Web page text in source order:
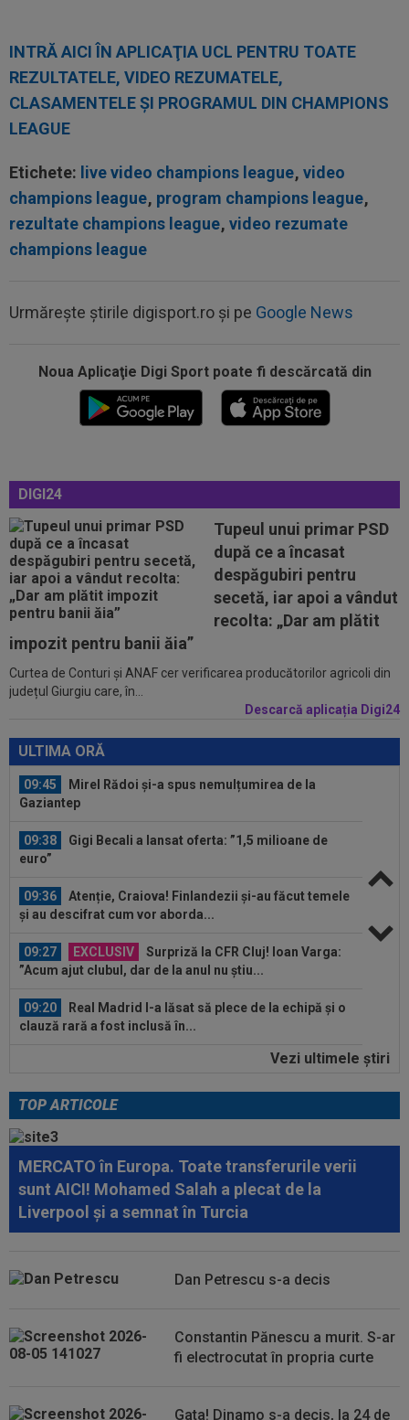
INTRĂ AICI ÎN APLICAŢIA UCL PENTRU TOATE
REZULTATELE, VIDEO REZUMATELE,
CLASAMENTELE ŞI PROGRAMUL DIN CHAMPIONS
LEAGUE
Etichete: live video champions league, video
champions league, program champions league,
rezultate champions league, video rezumate
champions league
Urmărește știrile digisport.ro și pe Google News
Noua Aplicaţie Digi Sport poate fi descărcată din
DIGI24
Tupeul unui primar PSD
după ce a încasat
despăgubiri pentru
secetă, iar apoi a vândut
recolta: „Dar am plătit
impozit pentru banii ăia”
Curtea de Conturi și ANAF cer verificarea producătorilor agricoli din
județul Giurgiu care, în...
Descarcă aplicația Digi24
ULTIMA ORĂ
Gigi Becali a lansat oferta: ”1,5 milioane de
09:27
”Acum ajut clubul, dar de la anul nu știu...
09:20
Real Madrid l-a lăsat să plece de la echipă și o
clauză rară a fost inclusă în...
09:16
40.000.000€ pentru transfer! Inter și Cristi
10:08
Suma uriașă care i se reține lui Cornel Dinu din
pensie, după ce a pierdut...
"DA" și semnează!
09:45
Mirel Rădoi și-a spus nemulțumirea de la
Gaziantep
09:38
Gigi Becali a lansat oferta: ”1,5 milioane de
euro”
09:36
Atenție, Craiova! Finlandezii și-au făcut temele
și au descifrat cum vor aborda...
09:27 EXCLUSIV
Surpriză la CFR Cluj! Ioan Varga:
”Acum ajut clubul, dar de la anul nu știu...
09:20
Real Madrid l-a lăsat să plece de la echipă și o
clauză rară a fost inclusă în...
40.000.000€ pentru transfer! Inter și Cristi
10:08
Suma uriașă care i se reține lui Cornel Dinu din
pensie, după ce a pierdut...
09:53
A venit anunțul cel mare: Vinicius Junior a spus
"DA" și semnează!
09:38
Gigi Becali a lansat oferta: ”1,5 milioane de
09:36
Atenție, Craiova! Finlandezii și-au făcut temele
și au descifrat cum vor aborda...
Vezi ultimele ştiri
TOP ARTICOLE
MERCATO în Europa. Toate transferurile verii
sunt AICI! Mohamed Salah a plecat de la
Liverpool și a semnat în Turcia
Dan Petrescu s-a decis
Constantin Pănescu a murit. S-ar
fi electrocutat în propria curte
Gata! Dinamo s-a decis, la 24 de